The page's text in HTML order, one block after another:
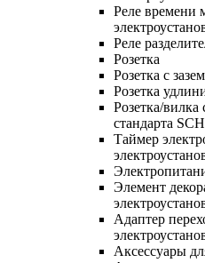
Реле времени
Реле
Розетка
Розетка с
Розетка
Розетка/
стандарта
Таймер
Элемент
Адаптер
Аксессуары